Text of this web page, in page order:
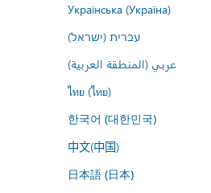
Українська (Україна)
עברית (ישראל)
عربي (المنطقة العربية)
ไทย (ไทย)
한국어 (대한민국)
中文(中国)
日本語 (日本)